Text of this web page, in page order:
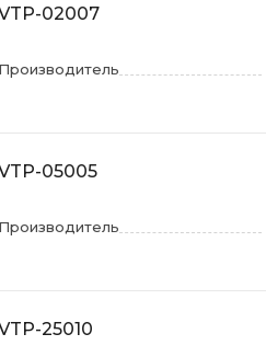
02007
Производитель
05005
Производитель
25010